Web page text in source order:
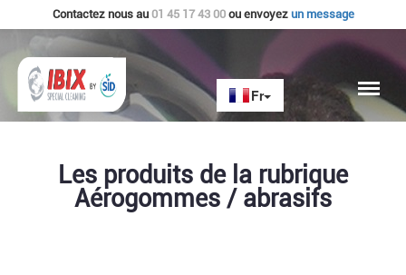
Contactez nous au 01 45 17 43 00ou envoyez un message
Les produits de la rubrique
Aérogommes / abrasifs